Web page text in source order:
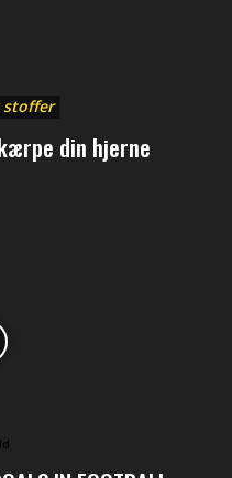
stoffer
din hjerne